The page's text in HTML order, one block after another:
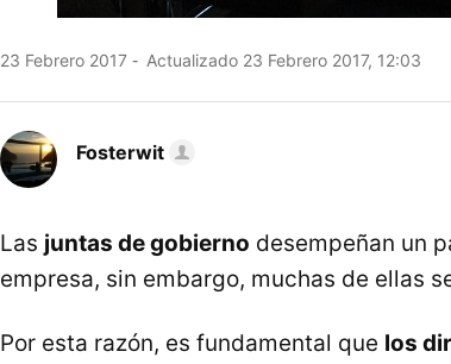
23 Febrero 2017 Actualizado 23 Febrero 2017, 12:03
Fosterwit
Las juntas de gobierno desempeñan un
empresa, sin embargo, muchas de ellas
Por esta razón, es fundamental que los